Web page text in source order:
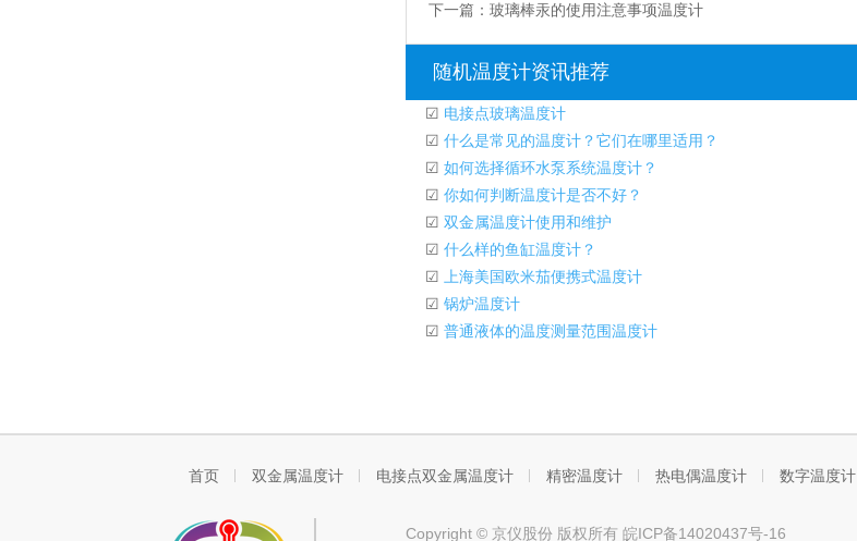
下一篇： 玻璃棒汞的使用注意事项温度计
随机温度计资讯推荐
☑ 电接点玻璃温度计
☑ 什么是常见的温度计？它们在哪里适用？
☑ 如何选择循环水泵系统温度计？
☑ 你如何判断温度计是否不好？
☑ 双金属温度计使用和维护
☑ 什么样的鱼缸温度计？
☑ 上海美国欧米茄便携式温度计
☑ 锅炉温度计
☑ 普通液体的温度测量范围温度计
首页 双金属温度计 电接点双金属温度计 精密温度计 热电偶温度计 数字温度计
Copyright © 京仪股份 版权所有 皖ICP备14020437号-16